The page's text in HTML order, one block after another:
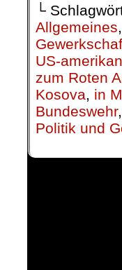
└
Allgemeines,
US-
zum Roten
Kosova, in
Bundeswehr,
Politik und